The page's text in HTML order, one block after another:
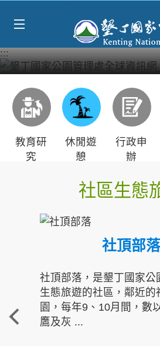
:::
教育研
究
休閒遊
憩
行政申
辦
社區生態
社頂部落
社頂部落，是墾丁國家公
生態旅遊的社區，鄰近的
園，每年9、10月間，數
鷹及灰 ...